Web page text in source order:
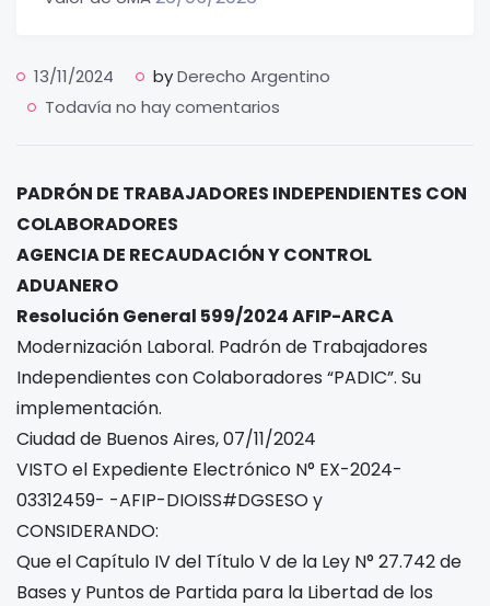
13/11/2024 byDerecho Argentino
Todavía no hay comentarios
PADRÓN DE TRABAJADORES INDEPENDIENTES CON
COLABORADORES
AGENCIA DE RECAUDACIÓN Y CONTROL
ADUANERO
Resolución General 599/2024 AFIP-ARCA
Modernización Laboral. Padrón de Trabajadores
Independientes con Colaboradores “PADIC”. Su
implementación.
Ciudad de Buenos Aires, 07/11/2024
VISTO el Expediente Electrónico N° EX-2024-
03312459- -AFIP-DIOISS#DGSESO y
CONSIDERANDO:
Que el Capítulo IV del Título V de la Ley N° 27.742 de
Bases y Puntos de Partida para la Libertad de los